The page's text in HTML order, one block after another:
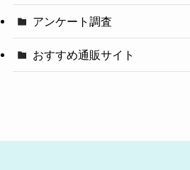
アンケート調査
おすすめ通販サイト